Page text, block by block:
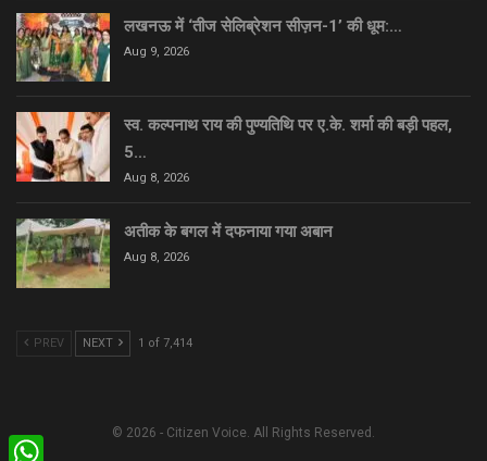
लखनऊ में ‘तीज सेलिब्रेशन सीज़न-1’ की धूम:…
Aug 9, 2026
स्व. कल्पनाथ राय की पुण्यतिथि पर ए.के. शर्मा की बड़ी पहल,
5…
Aug 8, 2026
अतीक के बगल में दफनाया गया अबान
Aug 8, 2026
PREV NEXT 1 of 7,414
© 2026 - Citizen Voice. All Rights Reserved.